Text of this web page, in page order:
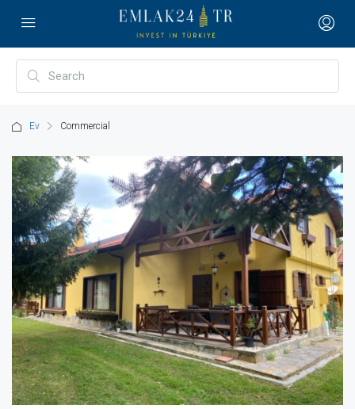
Ev Commercial